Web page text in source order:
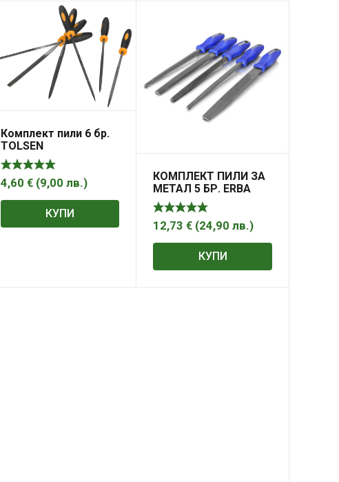
Комплект пили 6 бр.
TOLSEN
4,60 € (9,00 лв.)
КУПИ
КОМПЛЕКТ ПИЛИ ЗА
МЕТАЛ 5 БР. ERBA
12,73€ (24,90лв.)
КУПИ